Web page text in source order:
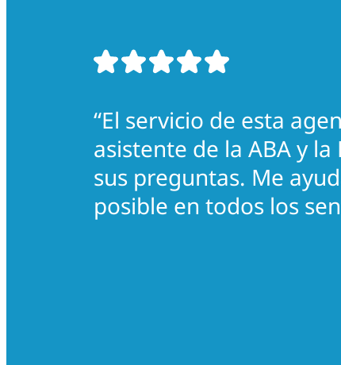
“El servicio de esta
asistente de la ABA y
sus preguntas. Me
posible en todos los